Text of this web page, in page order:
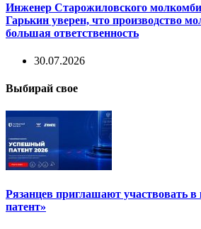
Инженер Старожиловского
Гарькин уверен, что производство
большая ответственность
30.07.2026
Выбирай свое
Рязанцев приглашают участвовать
патент»